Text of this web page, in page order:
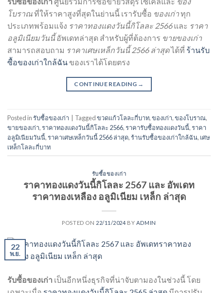
โบราณที่ให้ราคาสูงที่สุดในย่านนี้ เรารับซื้อ ของเก่าทุก
ประเภทพร้อมแจ้ง ราคาทองแดงวันนี้กิโลละ 2566และ ราคา
อลูมิเนียมวันนี้อัพเดทล่าสุด สำหรับผู้ที่ต้องการ ขายของเก่า
สามารถสอบถาม ราคาเศษเหล็กวันนี้ 2566 ล่าสุดได้ที่ ร้านรับ
ซื้อของเก่าใกล้ฉัน ของเราได้โดยตรง
CONTINUE READING →
Posted inรับซื้อของเก่า | Taggedขวดแก้วโลละกี่บาท,ของเก่า,ของโบราณ,
ขายของเก่า,ราคาทองแดงวันนี้กิโลละ 2566,ราคารับซื้อทองแดงวันนี้,ราคา
อลูมิเนียมวันนี้,ราคาเศษเหล็กวันนี้ 2566 ล่าสุด,ร้านรับซื้อของเก่าใกล้ฉัน, เศษ
เหล็กโลละกี่บาท
รับซื้อของเก่า
ราคาทองแดงวันนี้กิโลละ 2567 และ อัพเดท
ราคาทองเหลือง อลูมิเนียม เหล็ก ล่าสุด
POSTED ON 22/11/2024 BY ADMIN
22
พ.ย.
รับซื้อของเก่า เป็นอีกหนึ่งธุรกิจที่น่าจับตามองในช่วงนี้ โดย